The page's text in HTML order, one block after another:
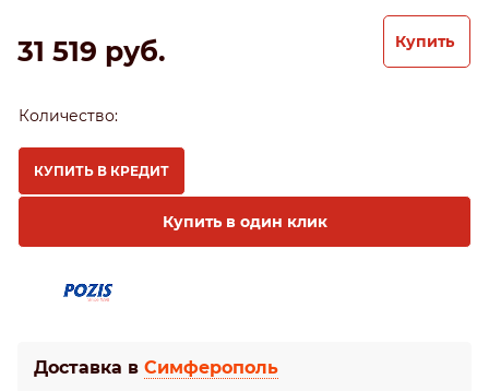
31 519 руб. Купить
Количество:
КУПИТЬ В КРЕДИТ
Купить в один клик
Доставка в Симферополь